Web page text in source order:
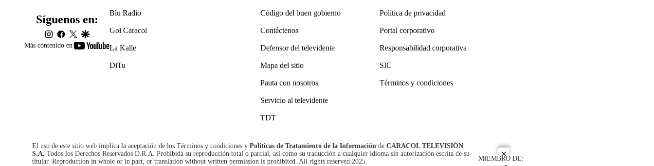
close
Más contenido en
youtube-
Síguenos en:
instagram
facebook
twittergoogle
Blu Radio
Gol Caracol
La Kalle
DiTu
Código del buen gobierno
Contáctenos
Defensor del televidente
Mapa del sitio
Pauta con nosotros
Servicio al televidente
TDT
Política de privacidad
Portal corporativo
Responsabilidad corporativa
SIC
Términos y condiciones
El uso de este sitio web implica la aceptación de los Términos y condiciones y Políticas de Tratamiento de la Información de CARACOL TELEVISIÓN
S.A. Todos los Derechos Reservados D.R.A. Prohibida su reproducción total o parcial, así como su traducción a cualquier idioma sin autorización escrita de su
titular. Reproduction in whole or in part, or translation without written permission is prohibited. All rights reserved 2025.
MIEMBRO DE: